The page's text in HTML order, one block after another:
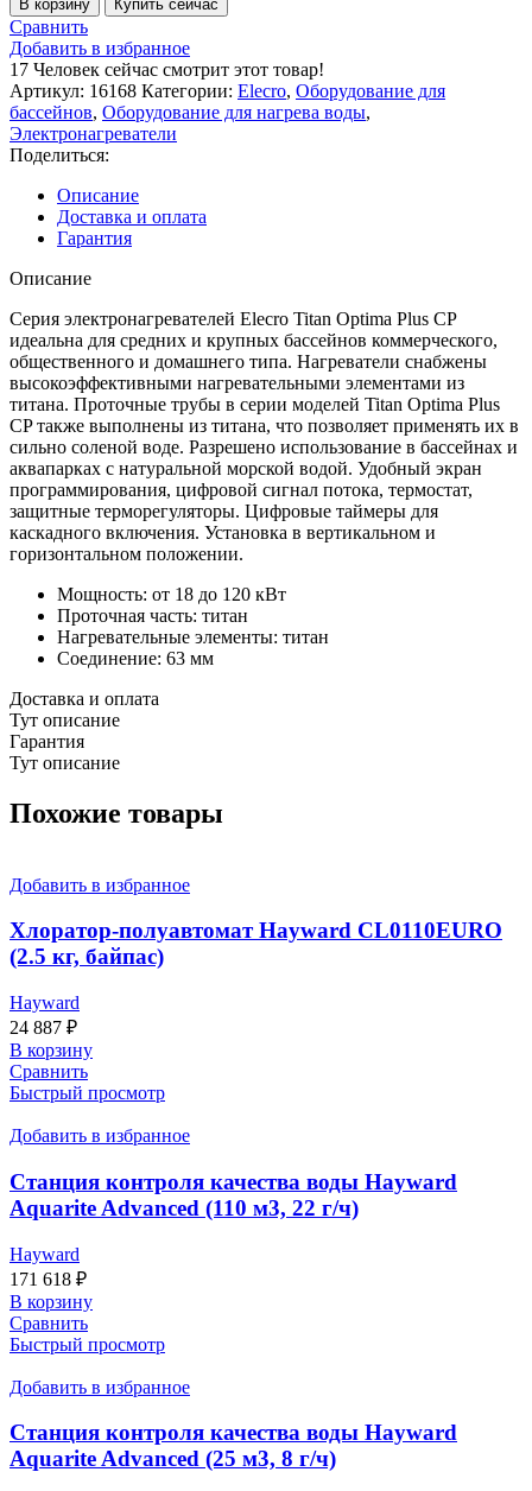
В корзину Купить сейчас
Сравнить
Добавить в избранное
17 Человек сейчас смотрит этот товар!
Артикул: 16168 Категории: Elecro, Оборудование для
бассейнов, Оборудование для нагрева воды,
Электронагреватели
Поделиться:
Описание
Доставка и оплата
Гарантия
Описание
Серия электронагревателей Elecro Titan Optima Plus СP
идеальна для средних и крупных бассейнов коммерческого,
общественного и домашнего типа. Нагреватели снабжены
высокоэффективными нагревательными элементами из
титана. Проточные трубы в серии моделей Titan Optima Plus
СP также выполнены из титана, что позволяет применять их в
сильно соленой воде. Разрешено использование в бассейнах и
аквапарках с натуральной морской водой. Удобный экран
программирования, цифровой сигнал потока, термостат,
защитные терморегуляторы. Цифровые таймеры для
каскадного включения. Установка в вертикальном и
горизонтальном положении.
Мощность: от 18 до 120 кВт
Проточная часть: титан
Нагревательные элементы: титан
Соединение: 63 мм
Доставка и оплата
Тут описание
Гарантия
Тут описание
Похожие товары
Добавить в избранное
Хлоратор-полуавтомат Hayward CL0110EURO
(2.5 кг, байпас)
Hayward
24 887 ₽
В корзину
Сравнить
Быстрый просмотр
Добавить в избранное
Станция контроля качества воды Hayward
Aquarite Advanced (110 м3, 22 г/ч)
Hayward
171 618 ₽
В корзину
Сравнить
Быстрый просмотр
Добавить в избранное
Станция контроля качества воды Hayward
Aquarite Advanced (25 м3, 8 г/ч)